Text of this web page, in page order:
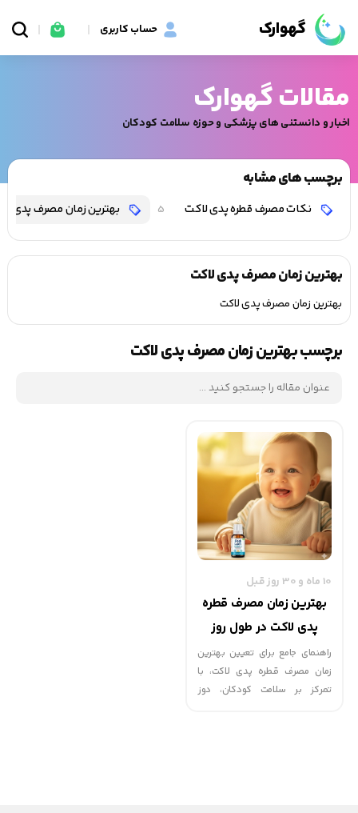
گهوارک حساب کاربری
مقالات گهوارک
اخبار و دانستنی های پزشکی و حوزه سلامت کودکان
برچسب های مشابه
نکات مصرف قطره پدی لاکت 5 بهترین زمان مصرف پدی
بهترین زمان مصرف پدی لاکت
بهترین زمان مصرف پدی لاکت
برچسب بهترین زمان مصرف پدی لاکت
10 ماه و 30 روز قبل
بهترین زمان مصرف قطره
پدی لاکت در طول روز
راهنمای جامع برای تعیین بهترین
زمان مصرف قطره پدی لاکت، با
تمرکز بر سلامت کودکان، دوز